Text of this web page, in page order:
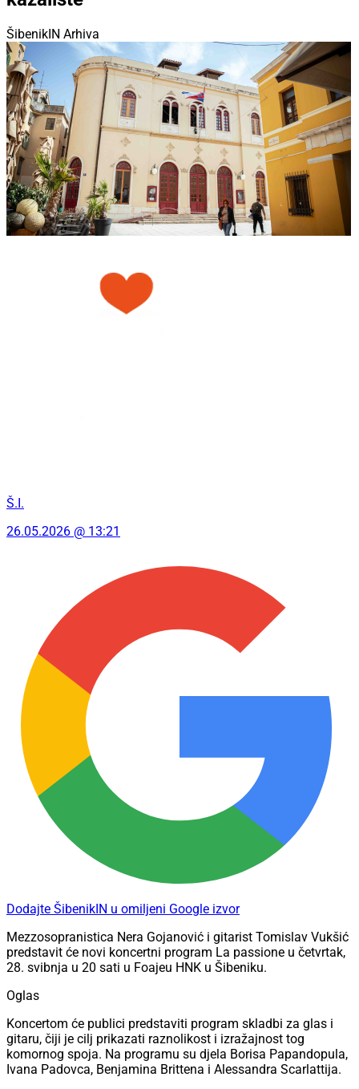
ŠibenikIN Arhiva
Š.I.
26.05.2026 @ 13:21
Dodajte ŠibenikIN u omiljeni Google izvor
Mezzosopranistica Nera Gojanović i gitarist Tomislav Vukšić
predstavit će novi koncertni program La passione u četvrtak,
28. svibnja u 20 sati u Foajeu HNK u Šibeniku.
Oglas
Koncertom će publici predstaviti program skladbi za glas i
gitaru, čiji je cilj prikazati raznolikost i izražajnost tog
komornog spoja. Na programu su djela Borisa Papandopula,
Ivana Padovca, Benjamina Brittena i Alessandra Scarlattija.